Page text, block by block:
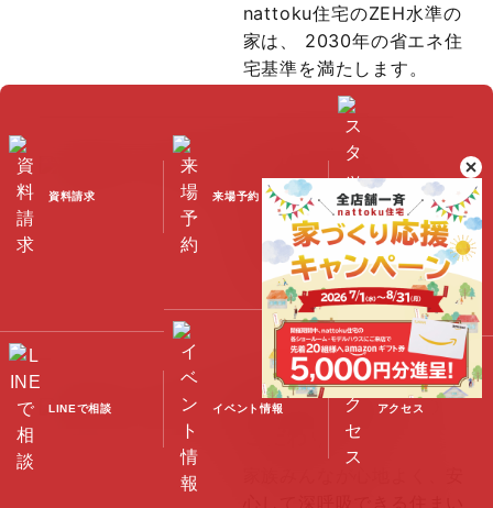
nattoku住宅のZEH水準の
家は、
2030年の省エネ住
宅基準を満たします。
100年点検住宅
住まいの品質をいつまでも
健康に保ち続けるため、
10項目100箇所の点検・メ
ンテナンスを実施していま
す。
快適な室内環境への
資料請求 来場予約 スタッフブログ
LINEで相談 イベント情報 アクセス